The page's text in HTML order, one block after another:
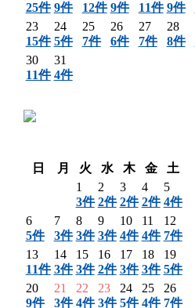
25件 9件
12件 9件
11件 9件
23
15件
24
5件
25
7件
26
6件
27
7件
28
8件
30
11件
31
4件
日
月 火 水 木 金
土
1
3件
2
2件
3
2件
4
2件
5
4件
6
5件
7
3件
8
3件
9
3件
10
4件
11
4件
12
7件
13
11件
14
3件
15
3件
16
2件
17
3件
18
3件
19
5件
20
9件
21
3件
22
4件
23
3件
24
5件
25
4件
26
7件